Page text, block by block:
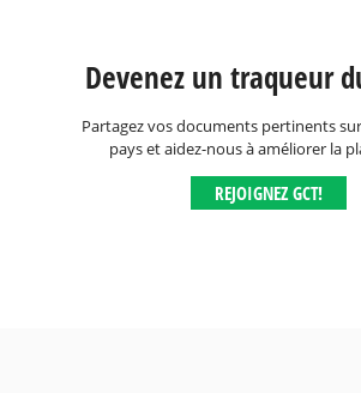
Devenez un traqueur
Partagez vos documents pertinents
pays et aidez-nous à améliorer la
REJOIGNEZ GCT!